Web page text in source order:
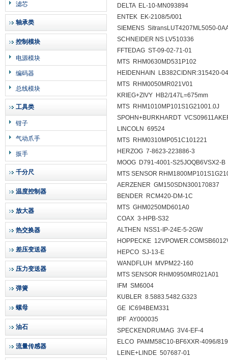
滤芯
轴承类
控制模块
电源模块
编码器
总线模块
工具类
钳子
气动爪手
扳手
千分尺
温度控制器
放大器
热交换器
差压变送器
压力变送器
弹簧
螺母
油石
流量传感器
DELTA EL-10-MN093894
ENTEK EK-2108/5/001
SIEMENS SitransLUT4207ML5050-
SCHNEIDER NS LV510336
FFTEDAG ST-09-02-71-01
MTS RHM0630MD531P102
HEIDENHAIN LB382CIDNR:315420-04
MTS RHM0050MR021V01
KRIEG+ZIVY HB2/147L=675mm
MTS RHM1010MP101S1G21001.0J
SPOHN+BURKHARDT
LINCOLN 69524
MTS RHM0310MP051C101221
HERZOG 7-8623-223886-3
MOOG D791-4001-S25JOQB6VSX2-B
MTS SENSOR
AERZENER GM150SDN300170837
BENDER RCM420-DM-1C
MTS GHM0250MD601A0
COAX 3-HPB-S32
ALTHEN NSS1-IP-24E-5-2GW
HOPPECKE
HEPCO SJ-13-E
WANDFLUH MVPM22-160
MTS SENSOR RHM0950MR021A01
IFM SM6004
KUBLER 8.5883.5482.G323
GE IC694BEM331
IPF AY000035
SPECKENDRUMAG 3V4-EF-4
ELCO PAMM58C10-BF6XXR-4096/
LEINE+LINDE 507687-01